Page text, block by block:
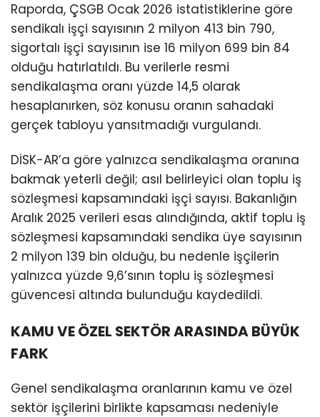
Raporda, ÇSGB Ocak 2026 istatistiklerine göre
sendikalı işçi sayısının 2 milyon 413 bin 790,
sigortalı işçi sayısının ise 16 milyon 699 bin 84
olduğu hatırlatıldı. Bu verilerle resmi
sendikalaşma oranı yüzde 14,5 olarak
hesaplanırken, söz konusu oranın sahadaki
gerçek tabloyu yansıtmadığı vurgulandı.
DİSK-AR’a göre yalnızca sendikalaşma oranına
bakmak yeterli değil; asıl belirleyici olan toplu iş
sözleşmesi kapsamındaki işçi sayısı. Bakanlığın
Aralık 2025 verileri esas alındığında, aktif toplu iş
sözleşmesi kapsamındaki sendika üye sayısının
2 milyon 139 bin olduğu, bu nedenle işçilerin
yalnızca yüzde 9,6’sının toplu iş sözleşmesi
güvencesi altında bulunduğu kaydedildi.
KAMU VE ÖZEL SEKTÖR ARASINDA BÜYÜK
FARK
Genel sendikalaşma oranlarının kamu ve özel
sektör işçilerini birlikte kapsaması nedeniyle